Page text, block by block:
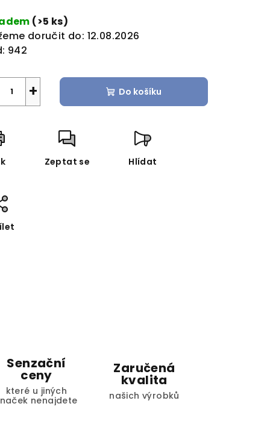
(>5 ks)
doručit do: 12.08.2026
942
+ Do košíku
Zeptat se Hlídat
Senzační
ceny
které u jiných
nenajdete
Zaručená
kvalita
našich výrobků